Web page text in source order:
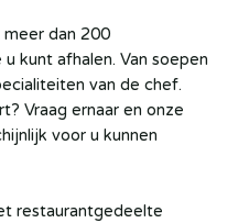
dan 200
kunt afhalen. Van soepen
van de chef.
Vraag ernaar en onze
voor u kunnen
restaurantgedeelte